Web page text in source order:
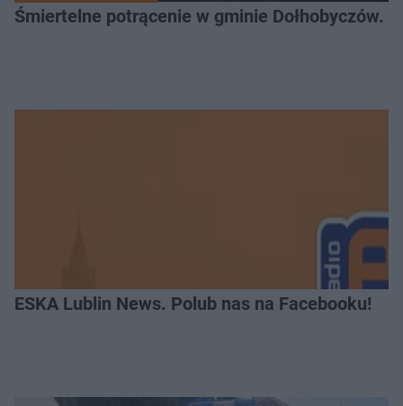
Śmiertelne potrącenie w gminie Dołhobyczów.
ESKA Lublin News. Polub nas na Facebooku!